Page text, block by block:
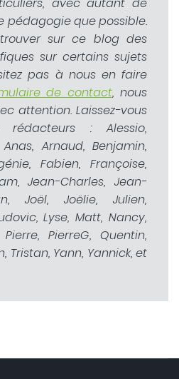
pédagogie que possible.
sur ce blog des
sur certains sujets
pas à nous en faire
de contact, nous
attention. Laissez-vous
: Alessio,
Arnaud, Benjamin,
Fabien, Françoise,
Jean-Charles, Jean-
Joël, Joëlie, Julien,
Lyse, Matt, Nancy,
PierreG, Quentin,
Tristan, Yann, Yannick, et